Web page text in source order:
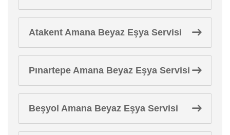
Atakent Amana Beyaz Eşya Servisi
Pınartepe Amana Beyaz Eşya Servisi
Beşyol Amana Beyaz Eşya Servisi